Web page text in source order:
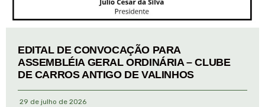
EDITAL DE CONVOCAÇÃO PARA
ASSEMBLÉIA GERAL ORDINÁRIA – CLUBE
DE CARROS ANTIGO DE VALINHOS
29 de julho de 2026